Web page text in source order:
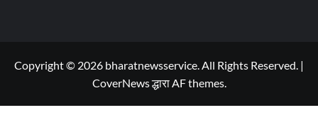
Copyright © 2026 bharatnewsservice. All Rights Reserved. |
CoverNewsद्धारा AF themes.